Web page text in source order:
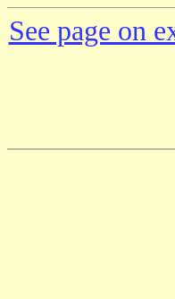
See page on